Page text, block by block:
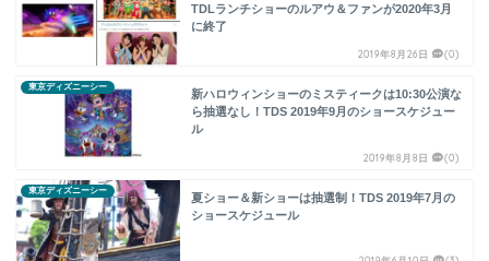
TDLランチショーのルアウ＆ファンが2020年3月
に終了
2019年8月26日 (0)
東京ディズニーシー
新ハロウィンショーのミスティークは10:30公演な
ら抽選なし！TDS 2019年9月のショースケジュー
ル
2019年8月8日 (0)
東京ディズニーシー
夏ショー＆新ショーは抽選制！TDS 2019年7月の
ショースケジュール